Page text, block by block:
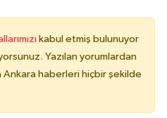
kabul etmiş bulunuyor
Yazılan yorumlardan
Ankara haberleri hiçbir şekilde